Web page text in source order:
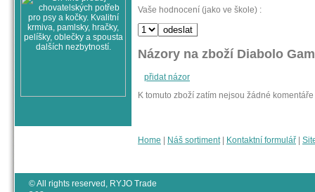
Vaše hodnocení (jako ve škole) :
Názory na zboží Diabolo
přidat názor
K tomuto zboží zatím nejsou žádné komentáře
Home | Náš sortiment | Kontaktní formulář |
© All rights reserved, RYJO Trade